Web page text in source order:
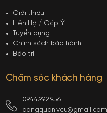
Giới thiệu
Liên Hệ / Góp Ý
Tuyển dụng
Chính sách bảo hành
Bảo trì
Chăm sóc khách hàng
0944.992.956
dangquan.vcu@gmail.com